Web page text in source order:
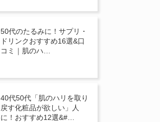
50代のたるみに！サプリ・
ドリンクおすすめ16選&口
コミ｜肌のハ…
40代50代「肌のハリを取り
戻す化粧品が欲しい」人
に！おすすめ12選&#…